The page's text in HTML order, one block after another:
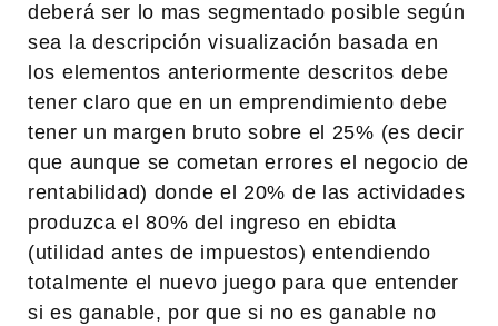
deberá ser lo mas segmentado posible según
sea la descripción visualización basada en
los elementos anteriormente descritos debe
tener claro que en un emprendimiento debe
tener un margen bruto sobre el 25% (es decir
que aunque se cometan errores el negocio de
rentabilidad) donde el 20% de las actividades
produzca el 80% del ingreso en ebidta
(utilidad antes de impuestos) entendiendo
totalmente el nuevo juego para que entender
si es ganable, por que si no es ganable no